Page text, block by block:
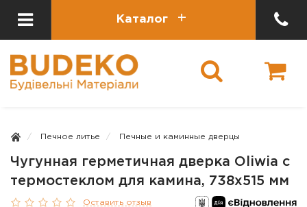
Каталог
Печное литье Печные и каминные дверцы
Чугунная герметичная дверка Oliwia с
термостеклом для камина, 738х515 мм
Оставить отзыв